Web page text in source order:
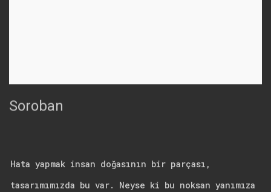
Soroban
Hata yapmak insan doğasının bir parçası,
tasarımımızda bu var. Neyse ki bu noksan yanımıza